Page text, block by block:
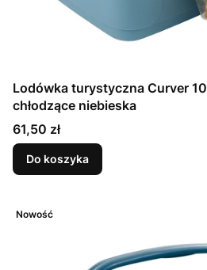
Lodówka turystyczna Curver
chłodzące niebieska
Cena
61,50 zł
Do koszyka
Nowość